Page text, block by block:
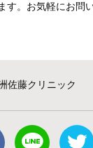
す。お気軽にお問
佐藤クリニック